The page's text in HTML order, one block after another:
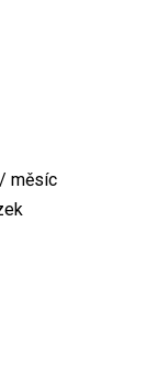
měsíc